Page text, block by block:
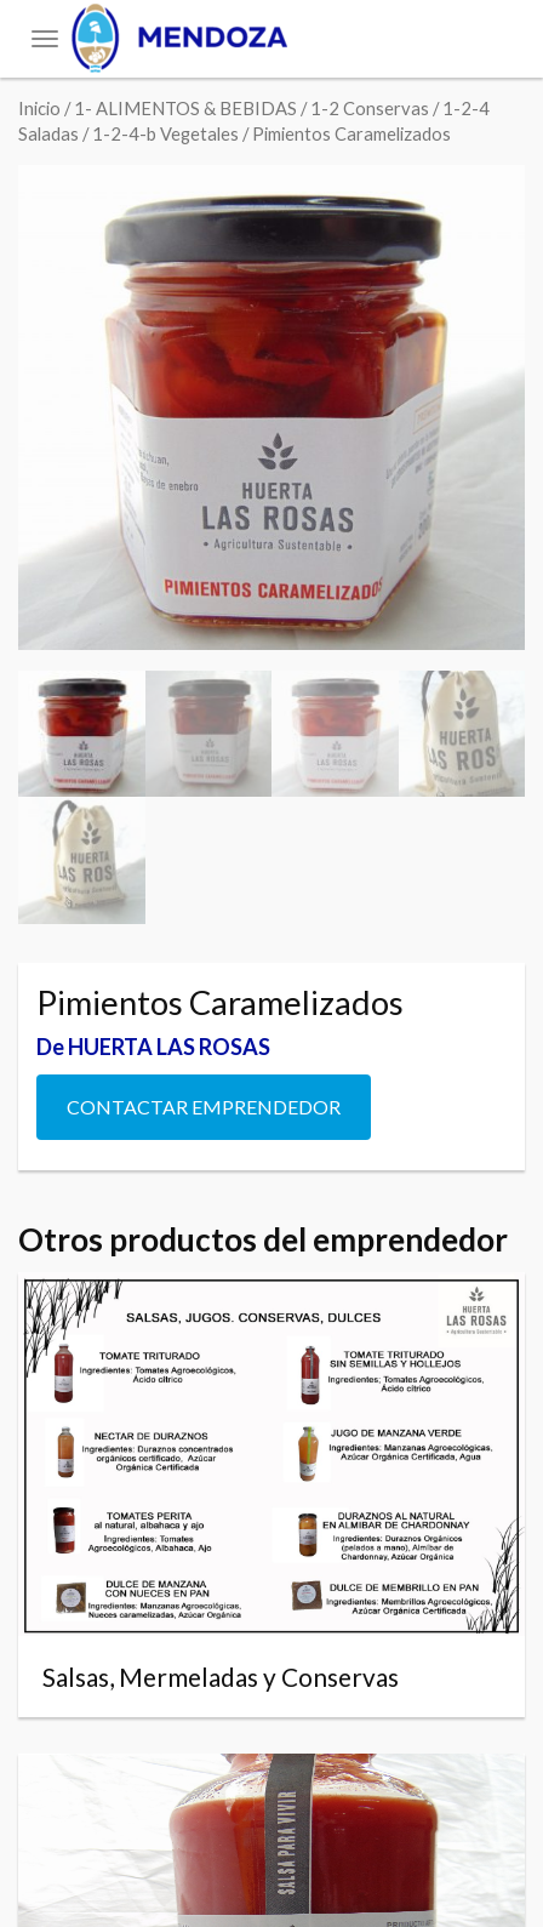
Toggle
navigation
Inicio /1- ALIMENTOS & BEBIDAS /1-2 Conservas /1-2-4
Saladas /1-2-4-b Vegetales / Pimientos Caramelizados
Pimientos Caramelizados
De HUERTA LAS ROSAS
CONTACTAR EMPRENDEDOR
Otros productos del emprendedor
Salsas, Mermeladas y Conservas